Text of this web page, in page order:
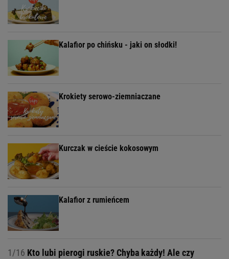
Kalafior po chińsku - jaki on słodki!
Krokiety serowo-ziemniaczane
Kurczak w cieście kokosowym
Kalafior z rumieńcem
1/16 Kto lubi pierogi ruskie? Chyba każdy! Ale czy